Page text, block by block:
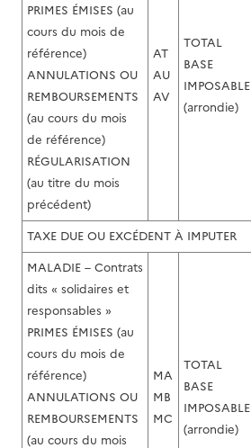
PRIMES ÉMISES (au
cours du mois de
référence)
ANNULATIONS OU
REMBOURSEMENTS
(au cours du mois
de référence)
RÉGULARISATION
(au titre du mois
précédent)
AT
AU
AV
TOTAL
BASE
IMPOSABLE
(arrondie)
TAXE DUE OU EXCÉDENT À IMPUTER
MALADIE – Contrats
dits « solidaires et
responsables »
PRIMES ÉMISES (au
cours du mois de
référence)
ANNULATIONS OU
REMBOURSEMENTS
(au cours du mois
MA
MB
MC
TOTAL
BASE
IMPOSABLE
(arrondie)